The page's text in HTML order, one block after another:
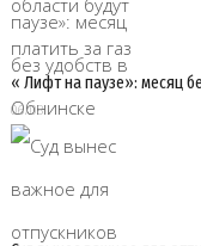
« Лифт на паузе»: месяц
06/08